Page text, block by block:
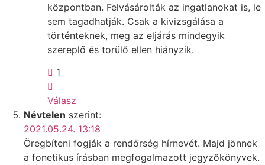
központban. Felvásárolták az ingatlanokat is, le
sem tagadhatják. Csak a kivizsgálása a
történteknek, meg az eljárás mindegyik
szereplő és torülő ellen hiányzik.
1
Válasz
Névtelen szerint:
2021.05.24. 13:18
Öregbíteni fogják a rendőrség hírnevét. Majd jönnek
a fonetikus írásban megfogalmazott jegyzőkönyvek.